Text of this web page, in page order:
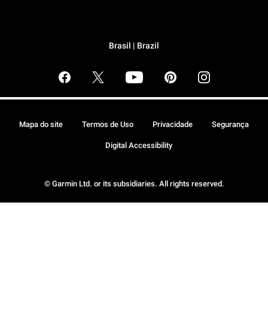
Brasil | Brazil
© Garmin Ltd. or its subsidiaries. All rights reserved.
Mapa do site Termos de Uso Privacidade Segurança
Digital Accessibility